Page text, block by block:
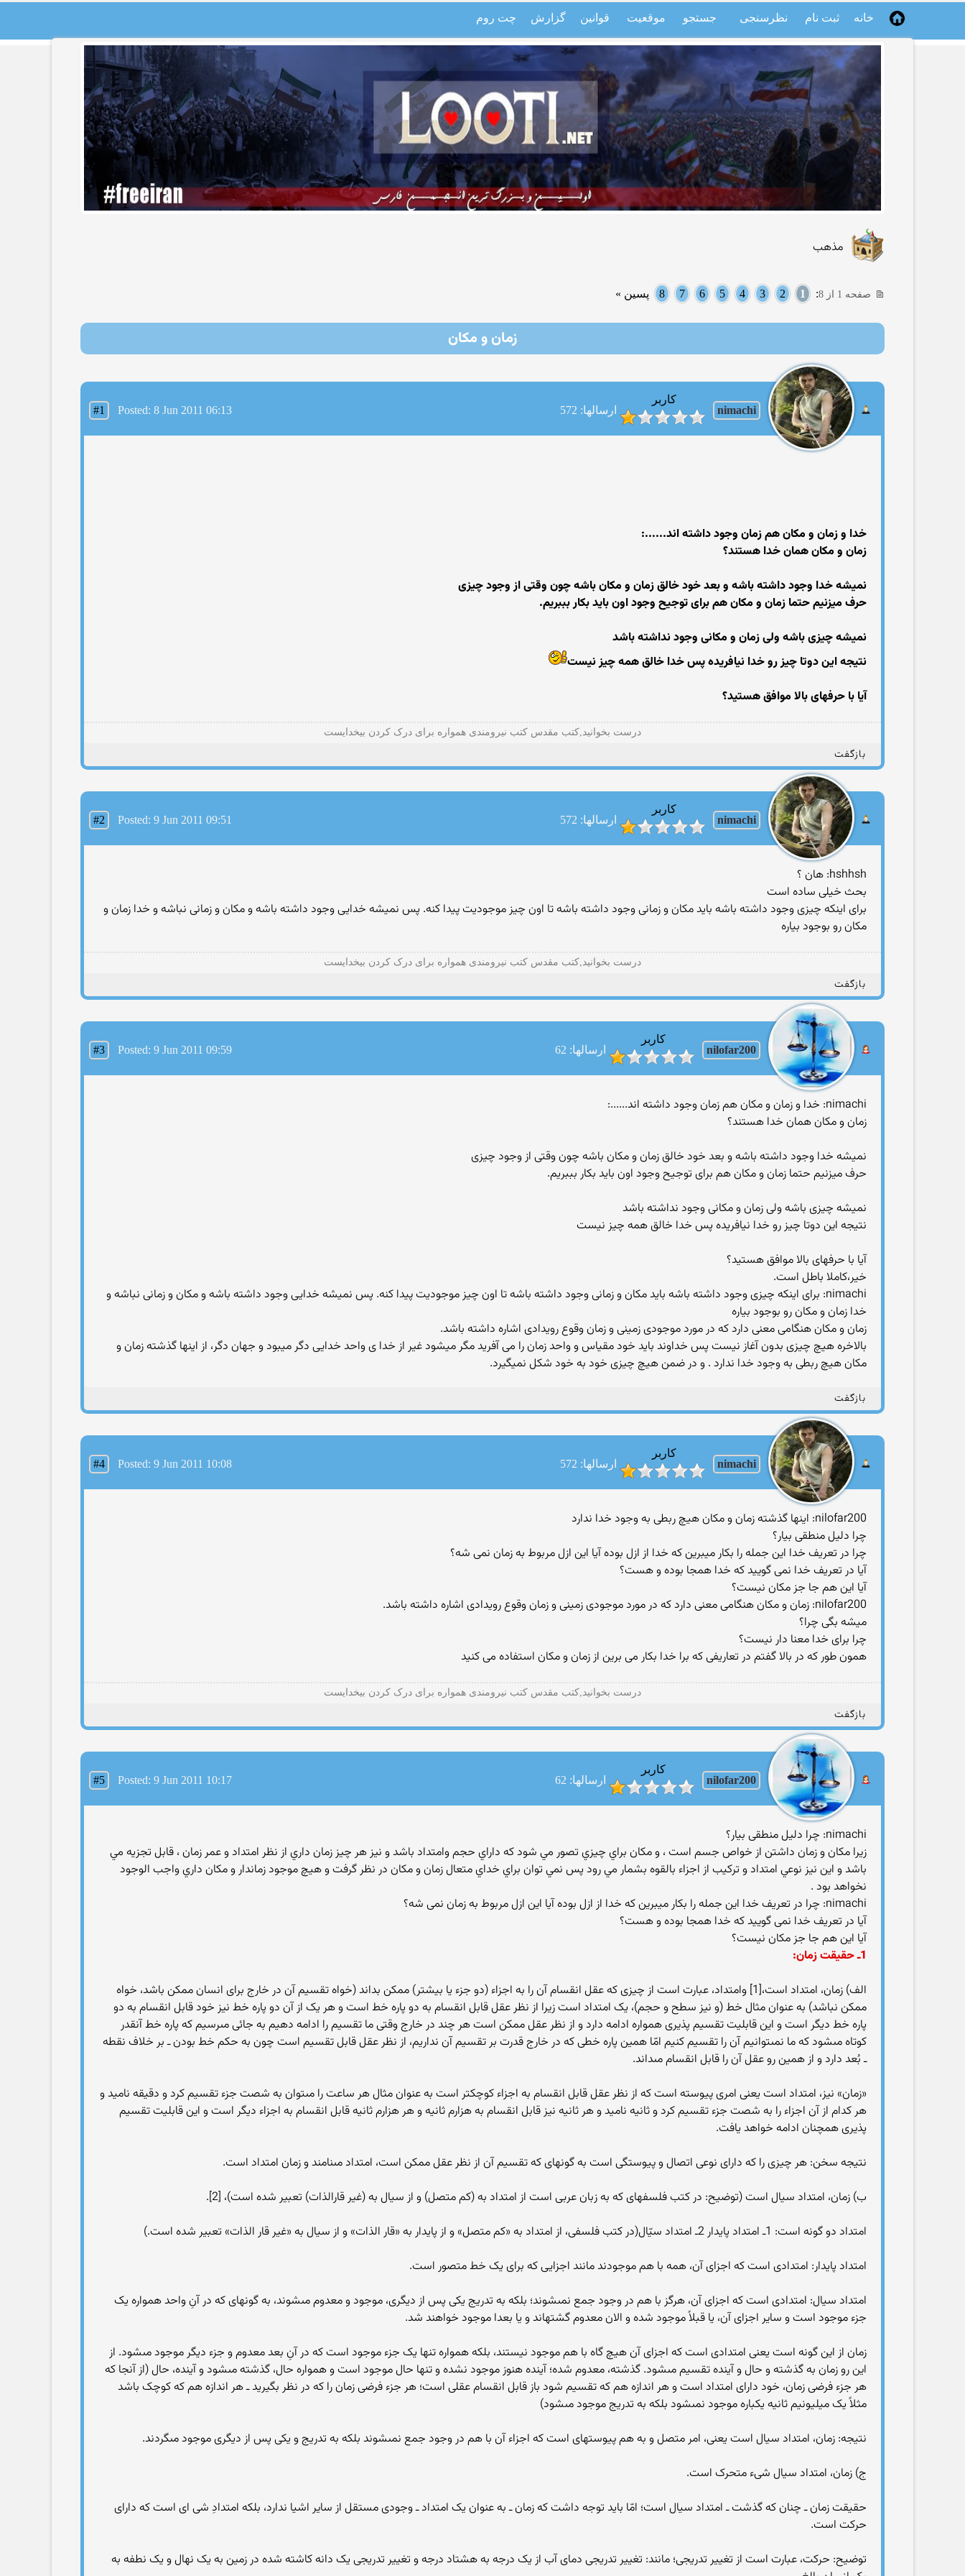
خانه ثبت نام نظرسنجی جستجو موقعیت قوانین گزارش چت روم
مذهب
صفحه 1 از 8 :
1
2
3
4
5
6
7
8 پسین »
زمان و مکان
nimachi
کاربر
ارسالها: 572
#1 Posted: 8 Jun 2011 06:13
خدا و زمان و مکان هم زمان وجود داشته اند......:
زمان و مکان همان خدا هستند؟
نمیشه خدا وجود داشته باشه و بعد خود خالق زمان و مکان باشه چون وقتی از وجود چیزی
حرف میزنیم حتما زمان و مکان هم برای توجیح وجود اون باید بکار بببریم.
نمیشه چیزی باشه ولی زمان و مکانی وجود نداشته باشد
نتیجه این دوتا چیز رو خدا نیافریده پس خدا خالق همه چیز نیست
آیا با حرفهای بالا موافق هستید؟
درست بخوانید,کتب مقدس کتب نیرومندی همواره برای درک کردن بیخدایست
بازگفت
nimachi
کاربر
ارسالها: 572
#2 Posted: 9 Jun 2011 09:51
hshhsh: هان ؟
بحث خیلی ساده است
برای اینکه چیزی وجود داشته باشه باید مکان و زمانی وجود داشته باشه تا اون چیز موجودیت پیدا کنه. پس نمیشه خدایی وجود داشته باشه و مکان و زمانی نباشه و خدا زمان و
مکان رو بوجود بیاره
درست بخوانید,کتب مقدس کتب نیرومندی همواره برای درک کردن بیخدایست
بازگفت
nilofar200
کاربر
ارسالها: 62
#3 Posted: 9 Jun 2011 09:59
nimachi: خدا و زمان و مکان هم زمان وجود داشته اند......:
زمان و مکان همان خدا هستند؟
نمیشه خدا وجود داشته باشه و بعد خود خالق زمان و مکان باشه چون وقتی از وجود چیزی
حرف میزنیم حتما زمان و مکان هم برای توجیح وجود اون باید بکار بببریم.
نمیشه چیزی باشه ولی زمان و مکانی وجود نداشته باشد
نتیجه این دوتا چیز رو خدا نیافریده پس خدا خالق همه چیز نیست
آیا با حرفهای بالا موافق هستید؟
خیر،كاملا باطل است.
nimachi: برای اینکه چیزی وجود داشته باشه باید مکان و زمانی وجود داشته باشه تا اون چیز موجودیت پیدا کنه. پس نمیشه خدایی وجود داشته باشه و مکان و زمانی نباشه و
خدا زمان و مکان رو بوجود بیاره
زمان و مكان هنگامی معنی دارد كه در مورد موجودی زمینی و زمان وقوع رویدادی اشاره داشته باشد.
بالاخره هیچ چیزی بدون آغاز نیست پس خداوند باید خود مقیاس و واحد زمان را می آفرید مگر میشود غیر از خدا ی واحد خدایی دگر میبود و جهان دگر، از اینها گذشته زمان و
مكان هیچ ربطی به وجود خدا ندارد . و در ضمن هیچ چیزی خود به خود شكل نمیگیرد.
بازگفت
nimachi
کاربر
ارسالها: 572
#4 Posted: 9 Jun 2011 10:08
nilofar200: اینها گذشته زمان و مكان هیچ ربطی به وجود خدا ندارد
چرا دلیل منطقی بیار؟
چرا در تعریف خدا این جمله را بکار میبرین که خدا از ازل بوده آیا این ازل مربوط به زمان نمی شه؟
آیا در تعریف خدا نمی گویید که خدا همجا بوده و هست؟
آیا این هم جا جز مکان نیست؟
nilofar200: زمان و مكان هنگامی معنی دارد كه در مورد موجودی زمینی و زمان وقوع رویدادی اشاره داشته باشد.
میشه بگی چرا؟
چرا برای خدا معنا دار نیست؟
همون طور که در بالا گفتم در تعاریفی که برا خدا بکار می برین از زمان و مکان استفاده می کنید
درست بخوانید,کتب مقدس کتب نیرومندی همواره برای درک کردن بیخدایست
بازگفت
nilofar200
کاربر
ارسالها: 62
#5 Posted: 9 Jun 2011 10:17
nimachi: چرا دلیل منطقی بیار؟
زيرا مكان و زمان داشتن از خواص جسم است ، و مكان براي چيزي تصور مي شود كه داراي حجم وامتداد باشد و نيز هر چيز زمان داري از نظر امتداد و عمر زمان ، قابل تجزيه مي
باشد و اين نيز نوعي امتداد و تركيب از اجزاء بالقوه بشمار مي رود پس نمي توان براي خداي متعال زمان و مكان در نظر گرفت و هيچ موجود زماندار و مكان داري واجب الوجود
نخواهد بود .
nimachi: چرا در تعریف خدا این جمله را بکار میبرین که خدا از ازل بوده آیا این ازل مربوط به زمان نمی شه؟
آیا در تعریف خدا نمی گویید که خدا همجا بوده و هست؟
آیا این هم جا جز مکان نیست؟
1ـ حقیقت زمان:
الف) زمان، امتداد است،[1] وامتداد، عبارت است از چیزى که عقل انقسام آن را به اجزاء (دو جزء یا بیشتر) ممکن بداند (خواه تقسیم آن در خارج براى انسان ممکن باشد، خواه
ممکن نباشد) به عنوان مثال خط (و نیز سطح و حجم)، یک امتداد است زیرا از نظر عقل قابل انقسام به دو پاره خط است و هر یک از آن دو پاره خط نیز خود قابل انقسام به دو
پاره خط دیگر است و این قابلیت تقسیم پذیرى همواره ادامه دارد و از نظر عقل ممکن است هر چند در خارج وقتى ما تقسیم را ادامه دهیم به جائى مى‏رسیم که پاره خط آنقدر
کوتاه مى‏شود که ما نمى‏توانیم آن را تقسیم کنیم امّا همین پاره خطى که در خارج قدرت بر تقسیم آن نداریم، از نظر عقل قابل تقسیم است چون به حکم خط بودن ـ بر خلاف نقطه
ـ بُعد دارد و از همین رو عقل آن را قابل انقسام مى‏داند.
«زمان» نیز، امتداد است یعنى امرى پیوسته است که از نظر عقل قابل انقسام به اجزاء کوچک‏تر است به عنوان مثال هر ساعت را مى‏توان به شصت جزء تقسیم کرد و دقیقه نامید و
هر کدام از آن اجزاء را به شصت جزء تقسیم کرد و ثانیه نامید و هر ثانیه نیز قابل انقسام به هزارم ثانیه و هر هزارم ثانیه قابل انقسام به اجزاء دیگر است و این قابلیت تقسیم
پذیرى همچنان ادامه خواهد یافت.
نتیجه سخن: هر چیزى را که داراى نوعى اتصال و پیوستگى است به گونه‏اى که تقسیم آن از نظر عقل ممکن است، امتداد مى‏نامند و زمان امتداد است.
ب) زمان، امتداد سیال است (توضیح: در کتب فلسفه‏اى که به زبان عربى است از امتداد به (کم متصل) و از سیال به (غیر قارالذات) تعبیر شده است)، [2].
امتداد دو گونه است: 1ـ امتداد پایدار 2ـ امتداد سیّال(در کتب فلسفى، از امتداد به «کم متصل» و از پایدار به «قار الذات» و از سیال به «غیر قار الذات» تعبیر شده است.)
امتداد پایدار: امتدادى است که اجزاى آن، همه با هم موجودند مانند اجزایى که براى یک خط متصور است.
امتداد سیال: امتدادى است که اجزاى آن، هرگز با هم در وجود جمع نمى‏شوند؛ بلکه به تدریج یکى پس از دیگرى، موجود و معدوم مى‏شوند، به گونه‏اى که در آنِ واحد همواره یک
جزء موجود است و سایر اجزاى آن، یا قبلاً موجود شده و الان معدوم گشته‏اند و یا بعدا موجود خواهند شد.
زمان از این گونه است یعنى امتدادى است که اجزاى آن هیچ گاه با هم موجود نیستند، بلکه همواره تنها یک جزء موجود است که در آنِ بعد معدوم و جزء دیگر موجود مى‏شود. از
این رو زمان به گذشته و حال و آینده تقسیم مى‏شود. گذشته، معدوم شده؛ آینده هنوز موجود نشده و تنها حال موجود است و همواره حال، گذشته مى‏شود و آینده، حال (از آنجا که
هر جزء فرضى زمان، خود داراى امتداد است و هر اندازه هم که تقسیم شود باز قابل انقسام عقلى است؛ هر جزء فرضى زمان را که در نظر بگیرید ـ هر اندازه هم که کوچک باشد
مثلاً یک میلیونیم ثانیه یکباره موجود نمى‏شود بلکه به تدریج موجود مى‏شود)
نتیجه: زمان، امتداد سیال است یعنى، امر متصل و به هم پیوسته‏اى است که اجزاء آن با هم در وجود جمع نمى‏شوند بلکه به تدریج و یکى پس از دیگرى موجود مى‏گردند.
ج) زمان، امتداد سیال شى‏ء متحرک است.
حقیقت زمان ـ چنان که گذشت ـ امتداد سیال است؛ امّا باید توجه داشت که زمان ـ به عنوان یک امتداد ـ وجودى مستقل از سایر اشیا ندارد، بلکه امتدادِ شى اى است که داراى
حرکت است.
توضیح: حرکت، عبارت است از تغییر تدریجى؛ مانند: تغییر تدریجى دماى آب از یک درجه به هشتاد درجه و تغییر تدریجى یک دانه کاشته شده در زمین به یک نهال و یک نطفه به